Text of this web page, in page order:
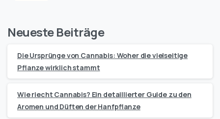
Neueste Beiträge
Die Ursprünge von Cannabis: Woher die vielseitige
Pflanze wirklich stammt
Wie riecht Cannabis? Ein detaillierter Guide zu den
Aromen und Düften der Hanfpflanze